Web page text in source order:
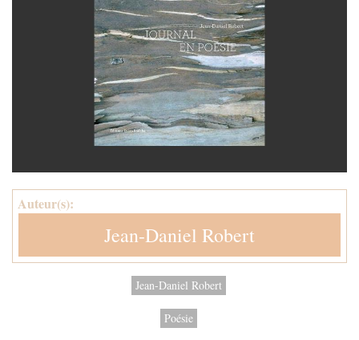
Auteur(s):
Jean-Daniel Robert
Jean-Daniel Robert
Poésie